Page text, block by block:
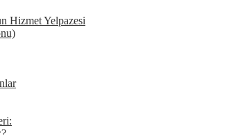
Hizmet Yelpazesi